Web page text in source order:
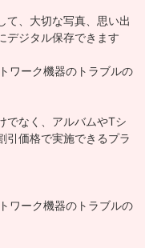
て、大切な写真、思い出
デジタル保存できます
ワーク機器のトラブルの
でなく、アルバムやTシ
引価格で実施できるプラ
ワーク機器のトラブルの